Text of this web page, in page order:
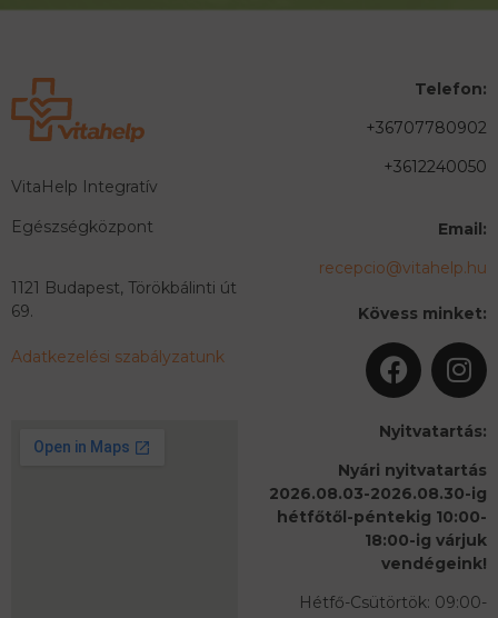
VitaHelp Integratív
Egészségközpont
1121 Budapest, Törökbálinti út
69.
Adatkezelési szabályzatunk
Telefon:
+36707780902
+3612240050
Email:
recepcio@vitahelp.hu
Kövess minket:
Nyitvatartás:
Nyári nyitvatartás
2026.08.03-2026.08.30-ig
hétfőtől-péntekig 10:00-
18:00-ig várjuk
vendégeink!
Hétfő-Csütörtök: 09:00-